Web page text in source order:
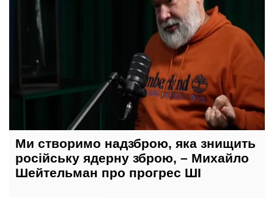
Ми створимо надзброю, яка знищить
російську ядерну зброю, – Михайло
Шейтельман про прогрес ШІ